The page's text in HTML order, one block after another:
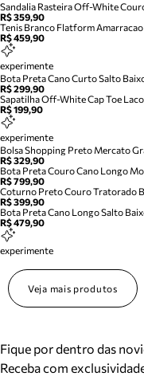
Sandalia Rasteira Off-White
R$ 359,90
Tenis Branco Flatform
R$ 459,90
experimente
Bota Preta Cano Curto Salto
R$ 299,90
Sapatilha Off-White Cap Toe Laco
R$ 199,90
experimente
Bolsa Shopping Preto Mercato
R$ 329,90
Bota Preta Couro Cano Longo
R$ 799,90
Coturno Preto Couro Tratorado
R$ 399,90
Bota Preta Cano Longo Salto
R$ 479,90
experimente
Veja mais produtos
Fique por dentro das
Receba com